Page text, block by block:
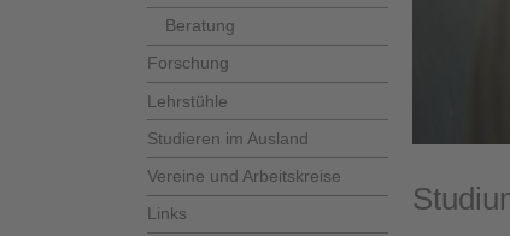
Beratung
Forschung
Lehrstühle
Studieren im Ausland
Vereine und Arbeitskreise
Links